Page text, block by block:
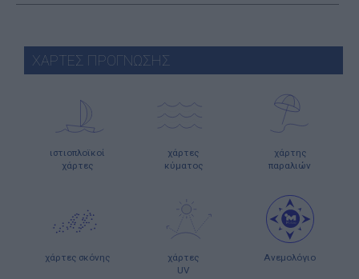
ΧΑΡΤΕΣ ΠΡΟΓΝΩΣΗΣ
ιστιοπλοϊκοί
χάρτες
χάρτες
κύματος
χάρτης
παραλιών
χάρτες σκόνης
χάρτες
UV
Ανεμολόγιο